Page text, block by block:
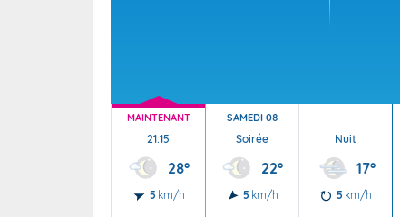
MAINTENANT
21:15
28°
5 km/h
SAMEDI 08
Soirée
22°
5 km/h
Nuit
17°
5 km/h